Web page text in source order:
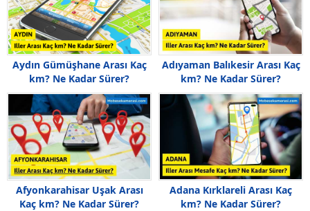
Aydın Gümüşhane Arası Kaç
km? Ne Kadar Sürer?
Adıyaman Balıkesir Arası Kaç
km? Ne Kadar Sürer?
Afyonkarahisar Uşak Arası
Kaç km? Ne Kadar Sürer?
Adana Kırklareli Arası Kaç
km? Ne Kadar Sürer?